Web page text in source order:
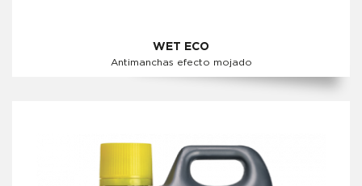
WET ECO
Antimanchas efecto mojado